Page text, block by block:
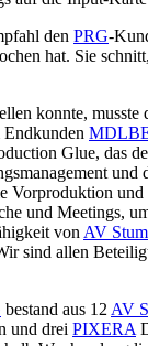
den PRG-
hat. Sie
konnte, musste
Glue, das
und Meetings,
von AV
sind allen
bestand aus 12 AV
und drei PIXERA